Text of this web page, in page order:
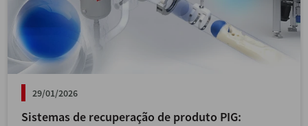
29/01/2026
Sistemas de recuperação de produto PIG: